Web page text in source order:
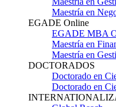
Maestría en
EGADE Online
EGADE MBA
Maestría en
Maestría en
DOCTORADOS
Doctorado en
Doctorado en